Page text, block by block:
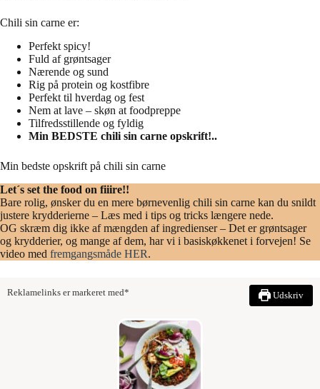
Chili sin carne er:
Perfekt spicy!
Fuld af grøntsager
Nærende og sund
Rig på protein og kostfibre
Perfekt til hverdag og fest
Nem at lave – skøn at foodpreppe
Tilfredsstillende og fyldig
Min BEDSTE chili sin carne opskrift!..
Min bedste opskrift på chili sin carne
Let´s set the food on fiiire!!
Bare rolig, ønsker du en mere børnevenlig chili sin carne kan du snildt
justere krydderierne – Læs med i tips og tricks længere nede.
OG skræm dig ikke af mængden af ingredienser – Det er grøntsager
og krydderier, og mange af dem, har vi i basiskøkkenet i forvejen! Se
video med fremgangsmåde HER.
Reklamelinks er markeret med* Udskriv